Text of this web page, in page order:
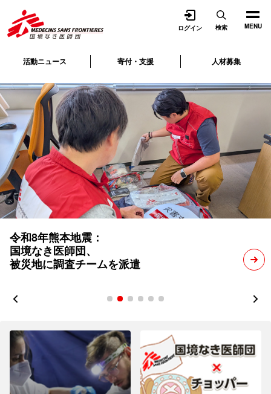
MENU
活動ニュース 寄付・支援 人材募集
ログイン 検索
令和8年熊本地震：
国境なき医師団、
被災地に調査チームを派遣
1 2 3 4 5 6